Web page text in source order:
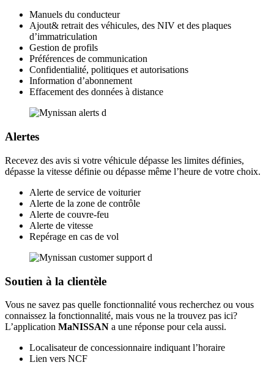
Manuels du conducteur
Ajout& retrait des véhicules, des NIV et des plaques
d’immatriculation
Gestion de profils
Préférences de communication
Confidentialité, politiques et autorisations
Information d’abonnement
Effacement des données à distance
Alertes
Recevez des avis si votre véhicule dépasse les limites définies,
dépasse la vitesse définie ou dépasse même l’heure de votre choix.
Alerte de service de voiturier
Alerte de la zone de contrôle
Alerte de couvre-feu
Alerte de vitesse
Repérage en cas de vol
Soutien à la clientèle
Vous ne savez pas quelle fonctionnalité vous recherchez ou vous
connaissez la fonctionnalité, mais vous ne la trouvez pas ici?
L’application MaNISSAN a une réponse pour cela aussi.
Localisateur de concessionnaire indiquant l’horaire
Lien vers NCF